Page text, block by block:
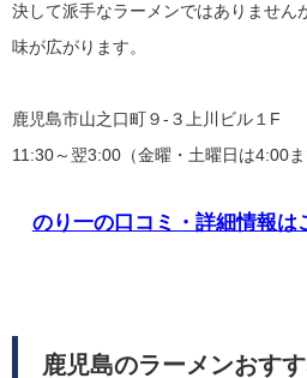
決して派手なラーメンではありません
味が広がります。
鹿児島市山之口町９-３上川ビル１F
11:30～翌3:00（金曜・土曜日は4:00ま
のり一の口コミ・詳細情報は
鹿児島のラーメンおす